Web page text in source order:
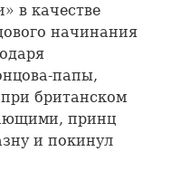
в качестве
начинания
папы,
британском
принц
и покинул